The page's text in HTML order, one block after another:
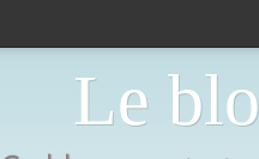
Le